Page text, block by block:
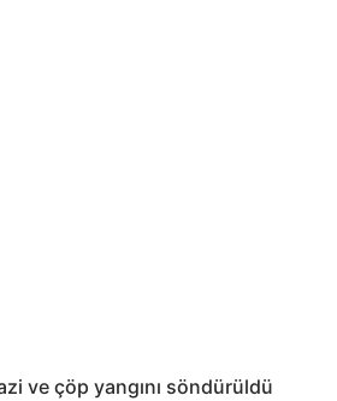
ve çöp yangını söndürüldü